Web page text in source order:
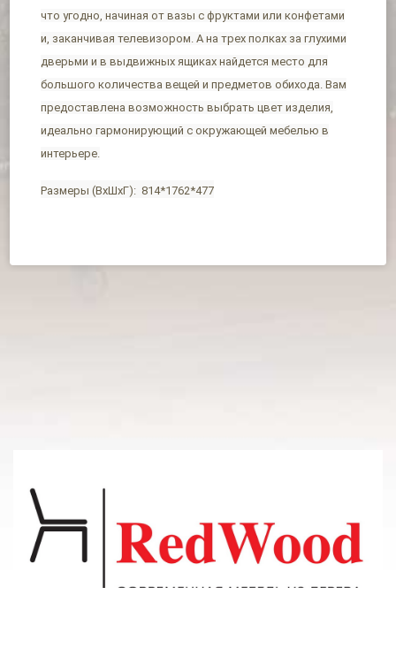
что угодно, начиная от вазы с фруктами или конфетами
и, заканчивая телевизором. А на трех полках за глухими
дверьми и в выдвижных ящиках найдется место для
большого количества вещей и предметов обихода. Вам
предоставлена возможность выбрать цвет изделия,
идеально гармонирующий с окружающей мебелью в
интерьере.
Размеры (ВхШхГ): 814*1762*477